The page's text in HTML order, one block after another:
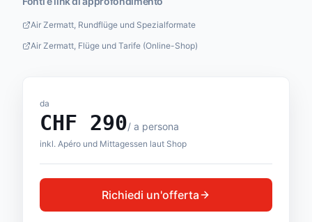
Air Zermatt, Rundflüge und Spezialformate
Air Zermatt, Flüge und Tarife (Online-Shop)
da
CHF 290/ a persona
inkl. Apéro und Mittagessen laut Shop
Richiedi un'offerta